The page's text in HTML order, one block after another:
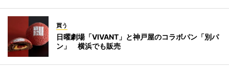
買う
日曜劇場「VIVANT」と神戸屋のコラボパン「別パ
ン」 横浜でも販売